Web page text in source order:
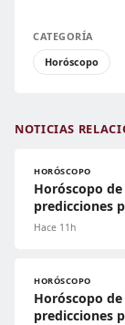
CATEGORÍA
Horóscopo
NOTICIAS
HORÓSCOPO
Horóscopo
predicciones
Hace 11h
HORÓSCOPO
Horóscopo
predicciones